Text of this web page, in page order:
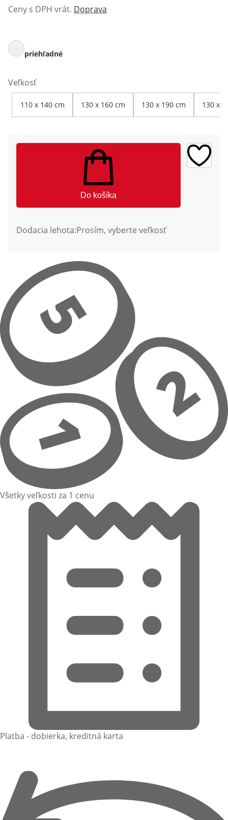
Ceny s DPH vrát. Doprava
priehľadné
Veľkosť
110 x 140 cm 130 x 160 cm 130 x 190 cm 130 x
Do košíka
Dodacia lehota:Prosím, vyberte veľkosť
Všetky veľkosti za 1 cenu
Platba - dobierka, kreditná karta